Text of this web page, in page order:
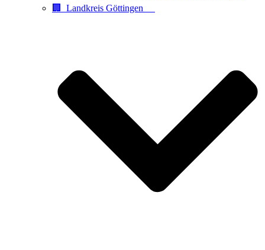
🏢 Landkreis Göttingen